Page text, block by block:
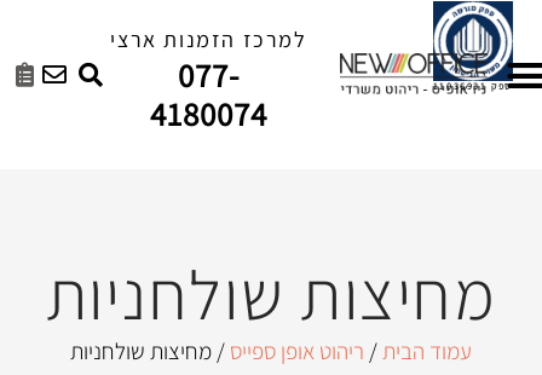
למרכז הזמנות ארצי
077-
שולחניות
ריהוט אופן ספייס/ מחיצות שולחניות